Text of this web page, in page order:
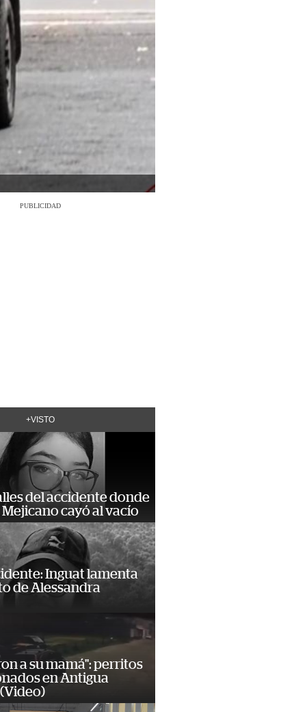
PUBLICIDAD
+VISTO
del accidente donde
cayó al vacío
Inguat lamenta
de Alessandra
a su mamá": perritos
en Antigua